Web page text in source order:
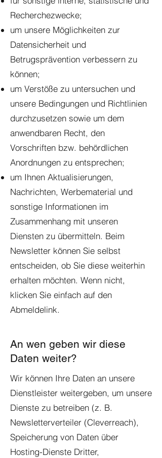
Recherchezwecke;
um unsere Möglichkeiten zur
Datensicherheit und
Betrugsprävention verbessern zu
können;
um Verstöße zu untersuchen und
unsere Bedingungen und Richtlinien
durchzusetzen sowie um dem
anwendbaren Recht, den
Vorschriften bzw. behördlichen
Anordnungen zu entsprechen;
um Ihnen Aktualisierungen,
Nachrichten, Werbematerial und
sonstige Informationen im
Zusammenhang mit unseren
Diensten zu übermitteln. Beim
Newsletter können Sie selbst
entscheiden, ob Sie diese weiterhin
erhalten möchten. Wenn nicht,
klicken Sie einfach auf den
Abmeldelink.
An wen geben wir diese
Daten weiter?
Wir können Ihre Daten an unsere
Dienstleister weitergeben, um unsere
Dienste zu betreiben (z. B.
Newsletterverteiler (Cleverreach),
Speicherung von Daten über
Hosting-Dienste Dritter,